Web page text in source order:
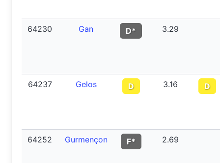
64230 Gan D* 3.29
64237 Gelos D 3.16 D
64252 Gurmençon F* 2.69